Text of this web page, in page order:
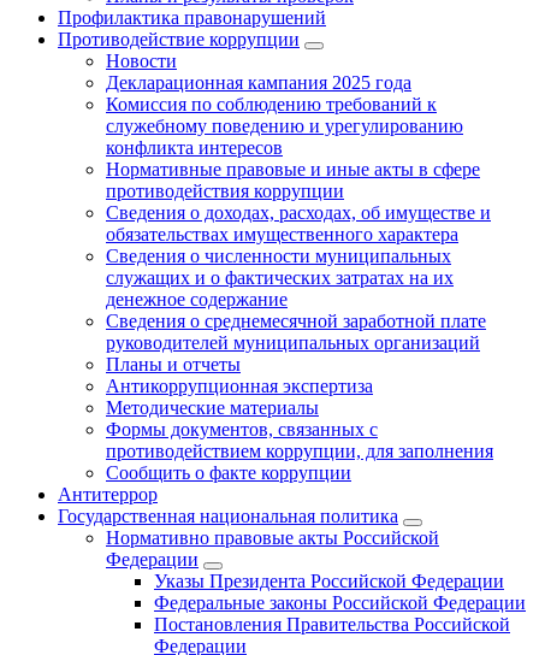
Профилактика правонарушений
Противодействие коррупции
Новости
Декларационная кампания 2025 года
Комиссия по соблюдению требований к
служебному поведению и урегулированию
конфликта интересов
Нормативные правовые и иные акты в сфере
противодействия коррупции
Сведения о доходах, расходах, об имуществе и
обязательствах имущественного характера
Сведения о численности муниципальных
служащих и о фактических затратах на их
денежное содержание
Сведения о среднемесячной заработной плате
руководителей муниципальных организаций
Планы и отчеты
Антикоррупционная экспертиза
Методические материалы
Формы документов, связанных с
противодействием коррупции, для заполнения
Сообщить о факте коррупции
Антитеррор
Государственная национальная политика
Нормативно правовые акты Российской
Федерации
Указы Президента Российской Федерации
Федеральные законы Российской Федерации
Постановления Правительства Российской
Федерации